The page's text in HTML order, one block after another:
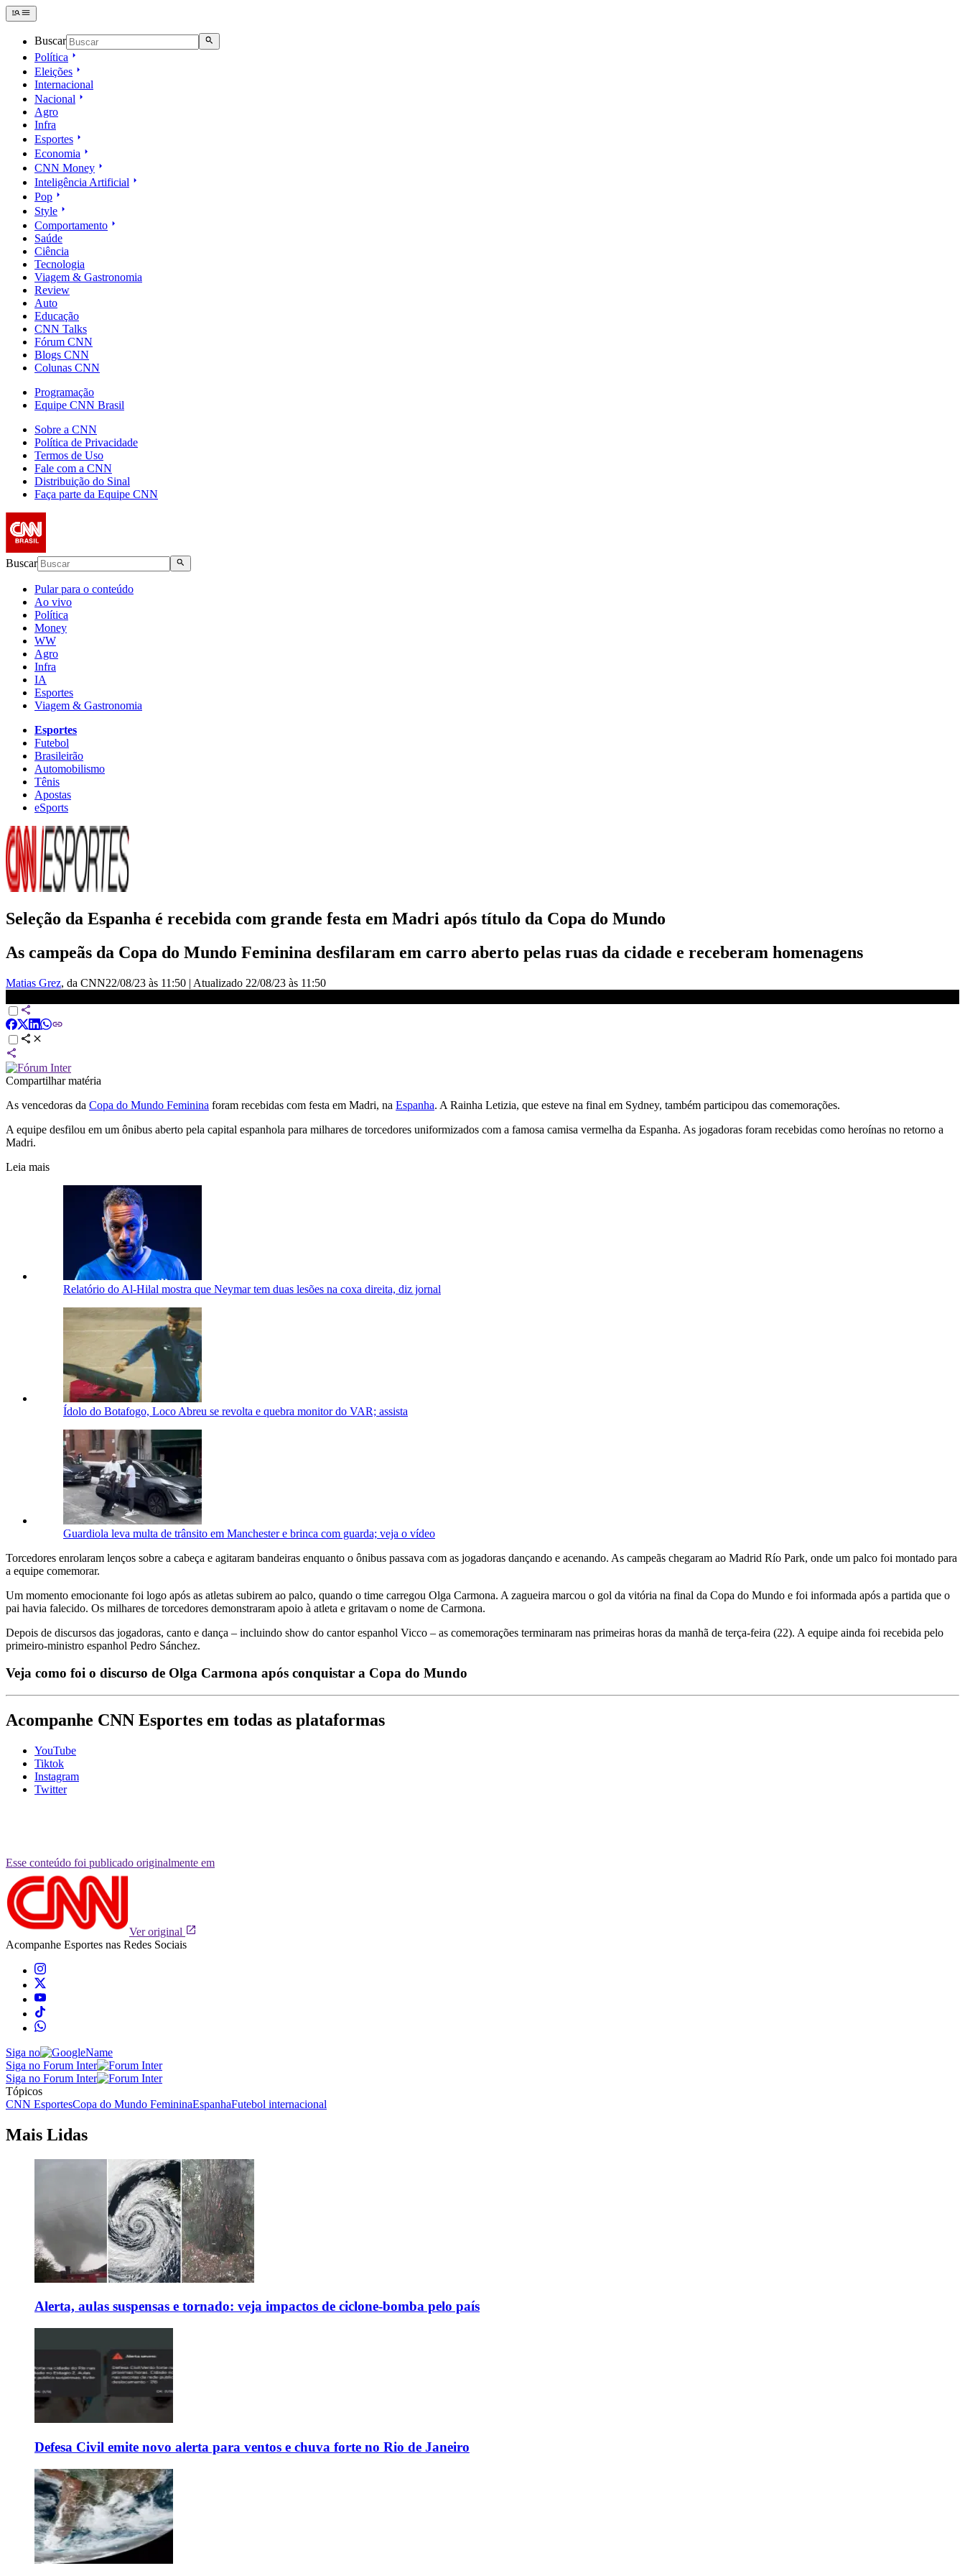
Buscar
Política
Eleições
Internacional
Nacional
Agro
Infra
Esportes
Economia
CNN Money
Inteligência Artificial
Pop
Style
Comportamento
Saúde
Ciência
Tecnologia
Viagem & Gastronomia
Review
Auto
Educação
CNN Talks
Fórum CNN
Blogs CNN
Colunas CNN
Programação
Equipe CNN Brasil
Sobre a CNN
Política de Privacidade
Termos de Uso
Fale com a CNN
Distribuição do Sinal
Faça parte da Equipe CNN
Buscar
Pular para o conteúdo
Ao vivo
Política
Money
WW
Agro
Infra
IA
Esportes
Viagem & Gastronomia
Esportes
Futebol
Brasileirão
Automobilismo
Tênis
Apostas
eSports
Seleção da Espanha é recebida com grande festa em Madri após título da Copa do Mundo
As campeãs da Copa do Mundo Feminina desfilaram em carro aberto pelas ruas da cidade e receberam homenagens
Matias Grez, da CNN22/08/23 às 11:50 | Atualizado 22/08/23 às 11:50
Compartilhar matéria
As vencedoras da Copa do Mundo Feminina foram recebidas com festa em Madri, na Espanha. A Rainha Letizia, que esteve na final em Sydney, também participou das comemorações.
A equipe desfilou em um ônibus aberto pela capital espanhola para milhares de torcedores uniformizados com a famosa camisa vermelha da Espanha. As jogadoras foram recebidas como heroínas no retorno a
Madri.
Leia mais
Relatório do Al-Hilal mostra que Neymar tem duas lesões na coxa direita, diz jornal
Ídolo do Botafogo, Loco Abreu se revolta e quebra monitor do VAR; assista
Guardiola leva multa de trânsito em Manchester e brinca com guarda; veja o vídeo
Torcedores enrolaram lenços sobre a cabeça e agitaram bandeiras enquanto o ônibus passava com as jogadoras dançando e acenando. As campeãs chegaram ao Madrid Río Park, onde um palco foi montado para
a equipe comemorar.
Um momento emocionante foi logo após as atletas subirem ao palco, quando o time carregou Olga Carmona. A zagueira marcou o gol da vitória na final da Copa do Mundo e foi informada após a partida que o
pai havia falecido. Os milhares de torcedores demonstraram apoio à atleta e gritavam o nome de Carmona.
Depois de discursos das jogadoras, canto e dança – incluindo show do cantor espanhol Vicco – as comemorações terminaram nas primeiras horas da manhã de terça-feira (22). A equipe ainda foi recebida pelo
primeiro-ministro espanhol Pedro Sánchez.
Veja como foi o discurso de Olga Carmona após conquistar a Copa do Mundo
Acompanhe CNN Esportes em todas as plataformas
YouTube
Tiktok
Instagram
Twitter
Esse conteúdo foi publicado originalmente em
Ver original
Acompanhe Esportes nas Redes Sociais
Siga no
Siga no Forum Inter
Siga no Forum Inter
Tópicos
CNN EsportesCopa do Mundo FemininaEspanhaFutebol internacional
Mais Lidas
Alerta, aulas suspensas e tornado: veja impactos de ciclone-bomba pelo país
Defesa Civil emite novo alerta para ventos e chuva forte no Rio de Janeiro